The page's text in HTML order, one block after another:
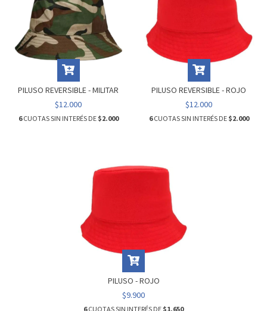
PILUSO REVERSIBLE - MILITAR
$12.000
6CUOTAS SIN INTERÉS DE $2.000
PILUSO REVERSIBLE - ROJO
$12.000
6CUOTAS SIN INTERÉS DE $2.000
PILUSO - ROJO
$9.900
6CUOTAS SIN INTERÉS DE $1.650